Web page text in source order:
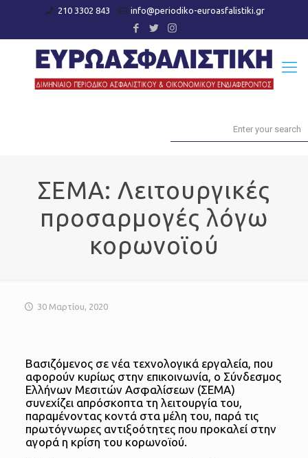
210 3302 843 info@periodiko-euroasfalistiki.gr
ΣΕΜΑ: Λειτουργικές
προσαρμογές λόγω
κορωνοϊού
30 Μαρτίου, 2020
Βασιζόμενος σε νέα τεχνολογικά εργαλεία, που
αφορούν κυρίως στην επικοινωνία, ο Σύνδεσμος
Ελλήνων Μεσιτών Ασφαλίσεων (ΣΕΜΑ)
συνεχίζει απρόσκοπτα τη λειτουργία του,
παραμένοντας κοντά στα μέλη του, παρά τις
πρωτόγνωρες αντιξοότητες που προκαλεί στην
αγορά η κρίση του κορωνοϊού.